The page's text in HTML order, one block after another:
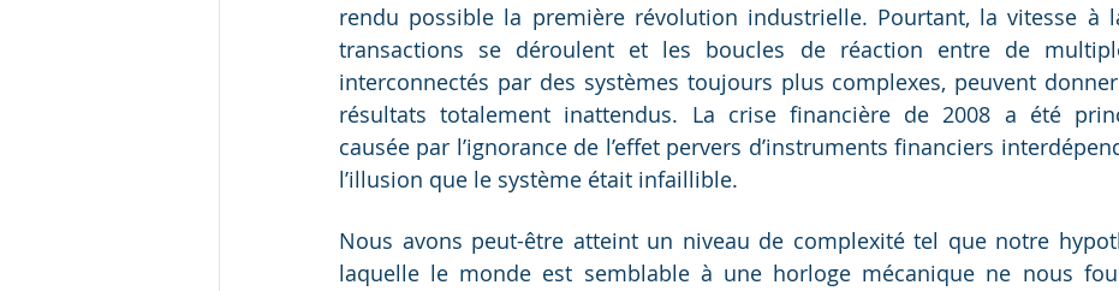
rendu possible la première révolution industrielle. Pourtant, la vitesse à
transactions se déroulent et les boucles de réaction entre de
interconnectés par des systèmes toujours plus complexes, peuvent
résultats totalement inattendus. La crise financière de 2008 a été
causée par l’ignorance de l’effet pervers d’instruments financiers
l’illusion que le système était infaillible.
Nous avons peut-être atteint un niveau de complexité tel que notre
laquelle le monde est semblable à une horloge mécanique ne nous